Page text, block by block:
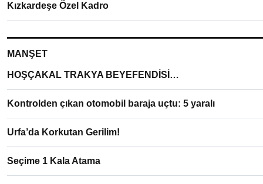
Kızkardeşe Özel Kadro
MANŞET
HOŞÇAKAL TRAKYA BEYEFENDİSİ…
Kontrolden çıkan otomobil baraja uçtu: 5 yaralı
Urfa’da Korkutan Gerilim!
Seçime 1 Kala Atama